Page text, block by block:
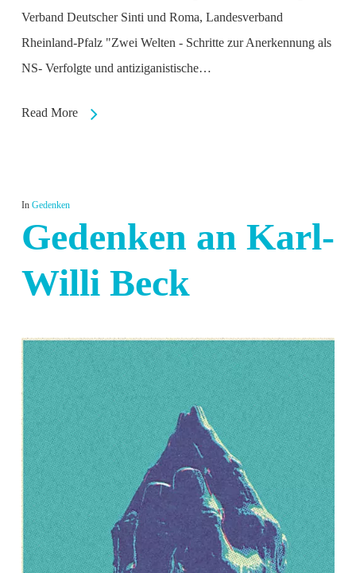
Verband Deutscher Sinti und Roma, Landesverband
Rheinland-Pfalz "Zwei Welten - Schritte zur Anerkennung als
NS- Verfolgte und antiziganistische…
Read More
In Gedenken
Gedenken an Karl-
Willi Beck